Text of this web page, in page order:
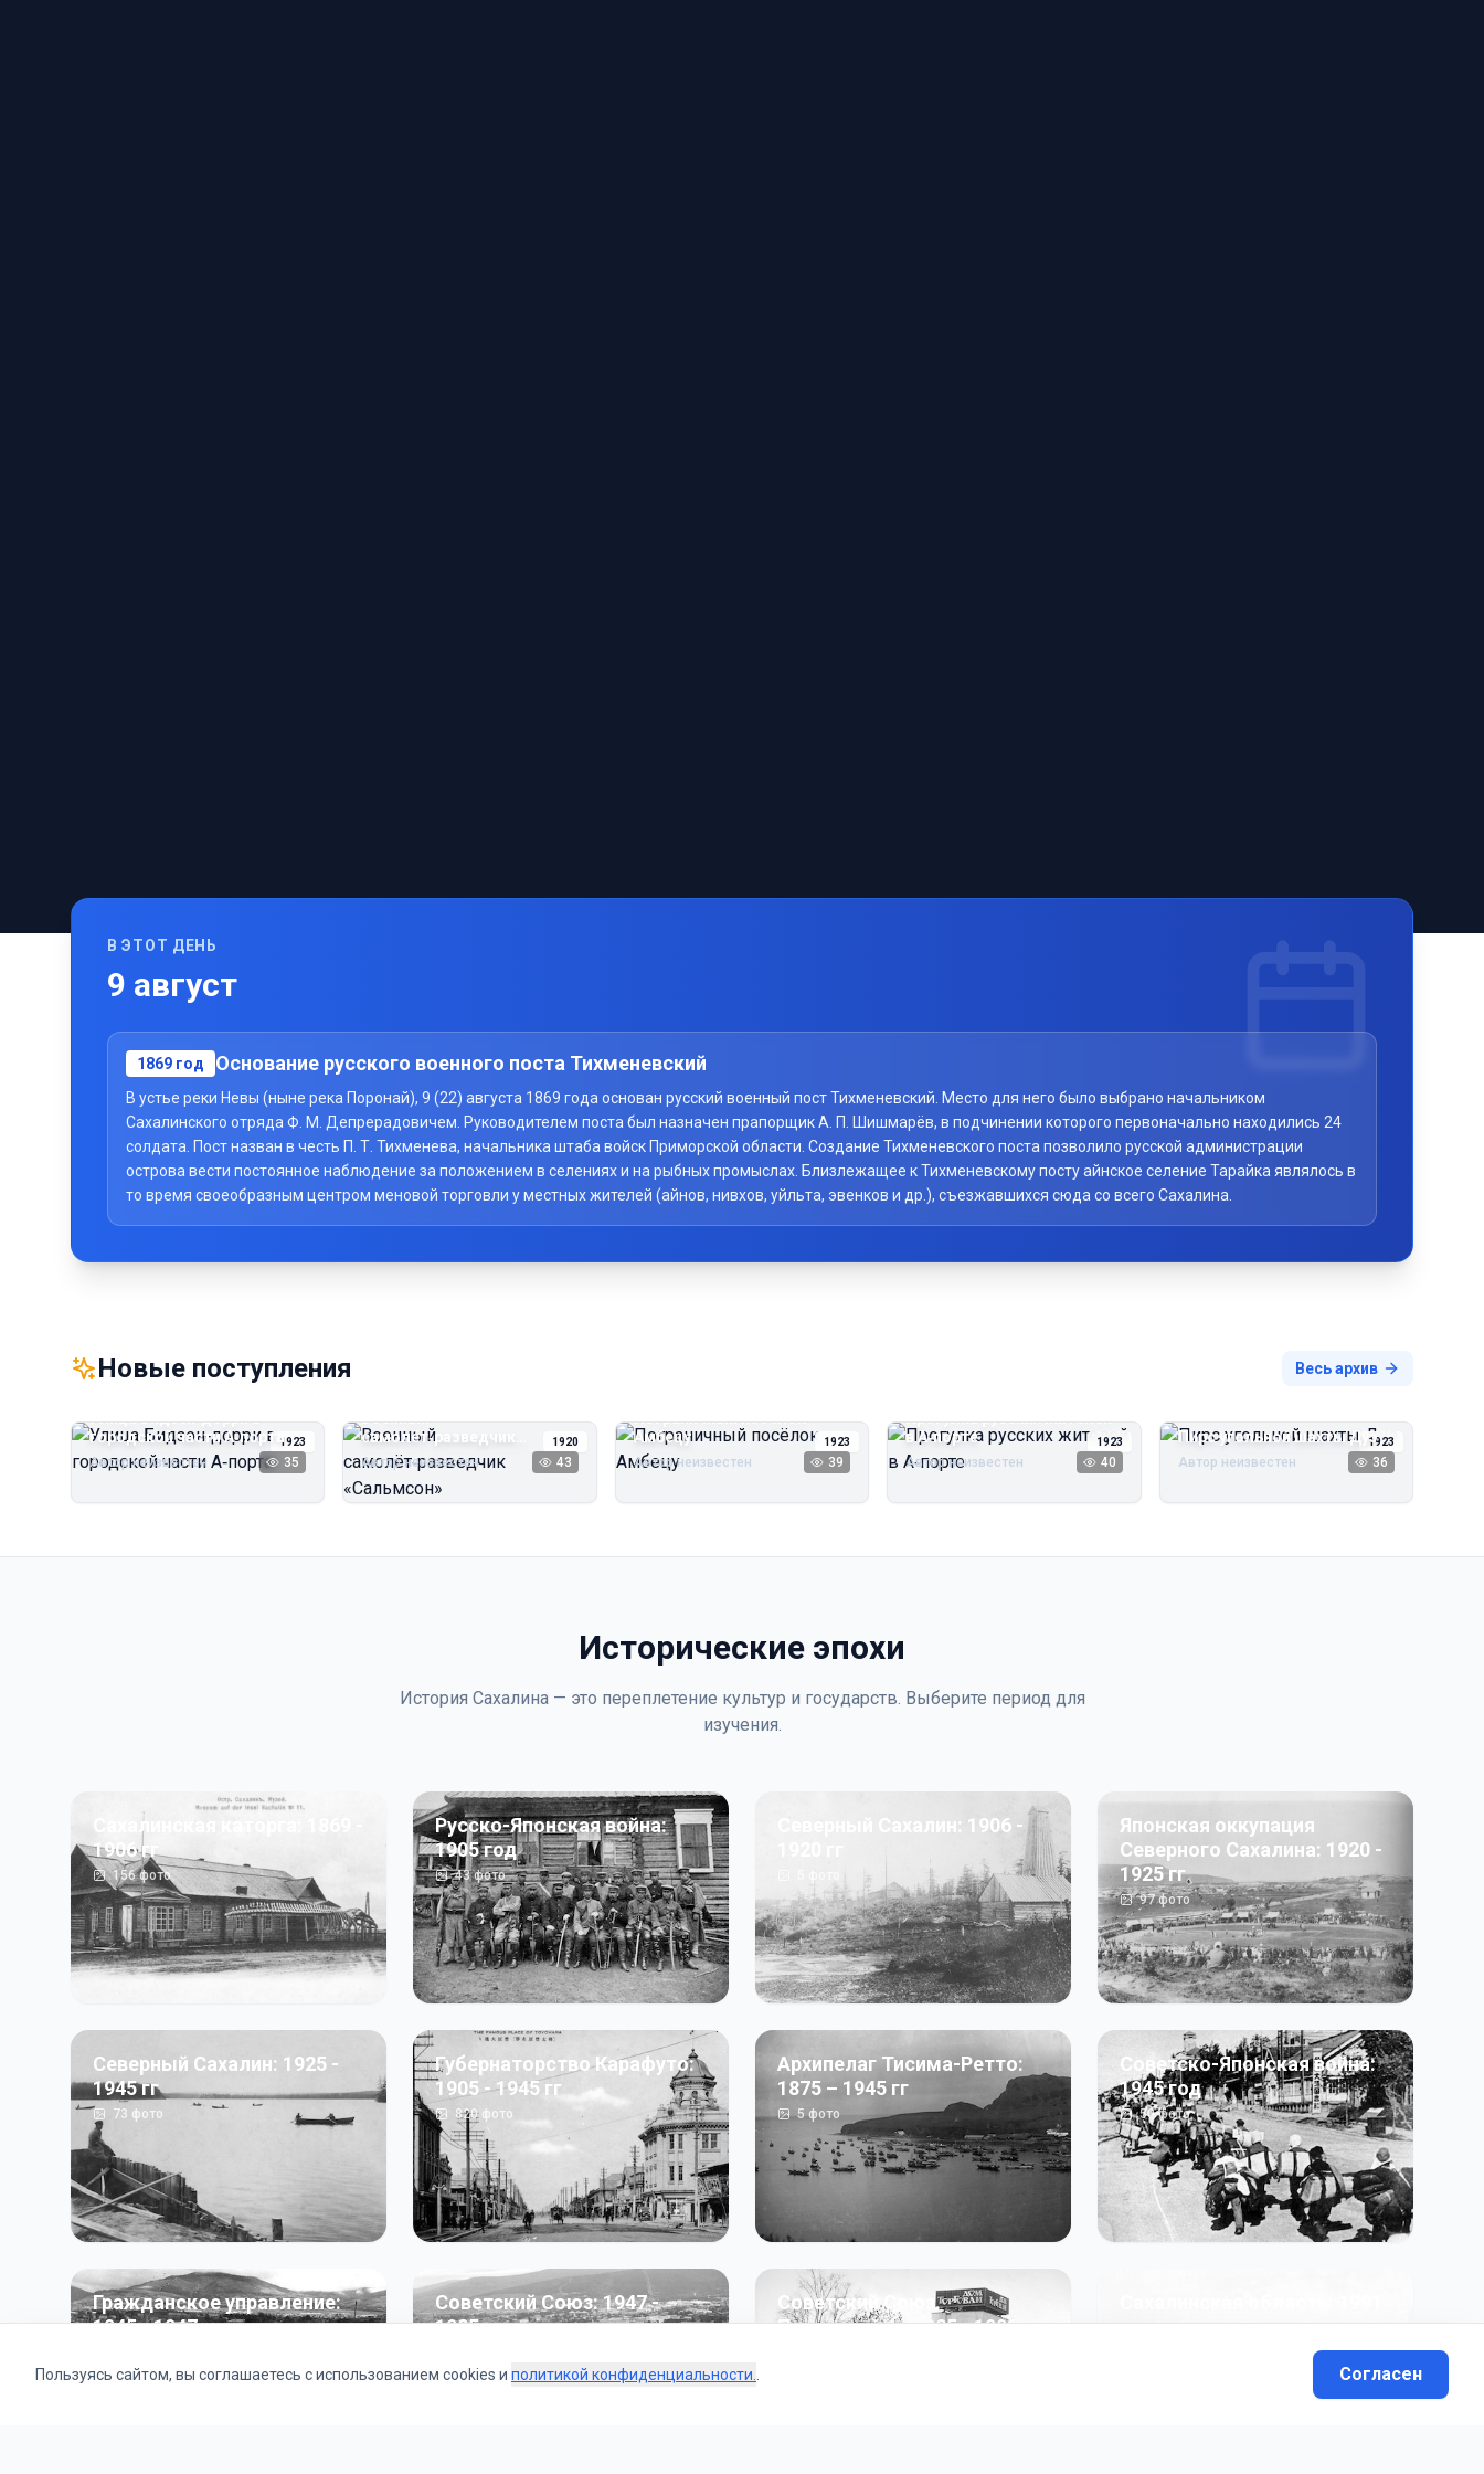
В ЭТОТ ДЕНЬ
9 август
1869 год Основание русского военного поста Тихменевский
В устье реки Невы (ныне река Поронай), 9 (22) августа 1869 года основан русский военный пост Тихменевский. Место для него было выбрано начальником
Сахалинского отряда Ф. М. Депрерадовичем. Руководителем поста был назначен прапорщик А. П. Шишмарёв, в подчинении которого первоначально находились 24
солдата. Пост назван в честь П. Т. Тихменева, начальника штаба войск Приморской области. Создание Тихменевского поста позволило русской администрации
острова вести постоянное наблюдение за положением в селениях и на рыбных промыслах. Близлежащее к Тихменевскому посту айнское селение Тарайка являлось в
то время своеобразным центром меновой торговли у местных жителей (айнов, нивхов, уйльта, эвенков и др.), съезжавшихся сюда со всего Сахалина.
Новые поступления Весь архив
1923
Улица Бидзэн‑дорри в
городской части А‑порта
Автор неизвестен 35
1920
Военный
самолёт‑разведчик
«Сальмсон»
Автор неизвестен 43
1923
Пограничный посёлок
Амбецу
Автор неизвестен 39
1923
Прогулка русских жителей
в А‑порте
Автор неизвестен 40
1923
Пирс угольной шахты Дуэ
Автор неизвестен 36
Исторические эпохи
История Сахалина — это переплетение культур и государств. Выберите период для
изучения.
Сахалинская каторга: 1869 -
1906 гг
156фото
Русско-Японская война:
1905 год
43фото
Северный Сахалин: 1906 -
Японская оккупация
Северного Сахалина: 1920 -
1925 гг
97фото
Северный Сахалин: 1925 -
1945 гг
73 фото
Губернаторство Карафуто:
1905 - 1945 гг
820фото
Архипелаг Тисима-Ретто:
1875 – 1945 гг
5фото
Советско-Японская война:
1945 год
50фото
Гражданское управление:
1945 - 1947 гг
Советский Союз: 1947 -
1985 гг
Советский Союз.
Перестройка: 1985 - 1991 гг
- н.в.
Пользуясь сайтом, вы соглашаетесь с использованием cookies и политикой конфиденциальности. Согласен